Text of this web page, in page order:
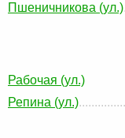
Пшеничникова (ул.)
Рабочая (ул.)
Репина (ул.)